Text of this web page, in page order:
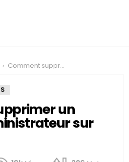
Comment supprimer un compte administrateur sur Window 10 ?
un
sur